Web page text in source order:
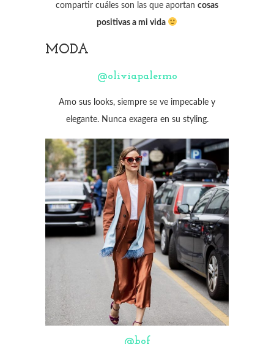
compartir cuáles son las que aportan cosas
positivas a mi vida
MODA
@oliviapalermo
Amo sus looks, siempre se ve impecable y
elegante. Nunca exagera en su styling.
@bof